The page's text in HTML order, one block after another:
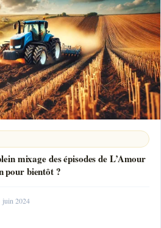
mixage des épisodes de L’Amour
pour bientôt ?
juin 2024